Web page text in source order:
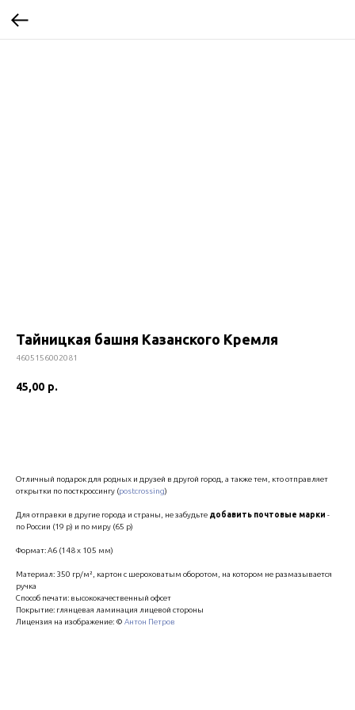
Тайницкая башня Казанского Кремля
4605156002081
45,00 р.
Отличный подарок для родных и друзей в другой город, а также тем, кто отправляет
открытки по посткроссингу (postcrossing)
Для отправки в другие города и страны, не забудьте добавить почтовые марки -
по России (19 р) и по миру (65 р)
Формат: А6 (148 х 105 мм)
Материал: 350 гр/м², картон с шероховатым оборотом, на котором не размазывается
ручка
Способ печати: высококачественный офсет
Покрытие: глянцевая ламинация лицевой стороны
Лицензия на изображение: © Антон Петров